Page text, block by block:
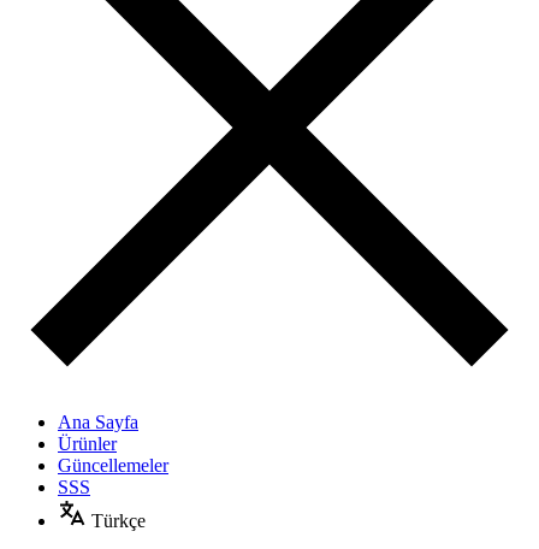
Ana Sayfa
Ürünler
Güncellemeler
SSS
Türkçe